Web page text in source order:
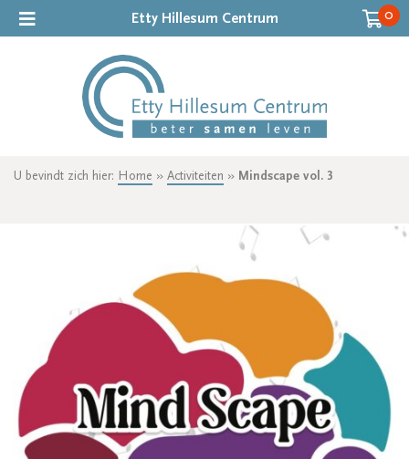
Etty Hillesum Centrum 0
U bevindt zich hier: Home » Activiteiten » Mindscape vol. 3